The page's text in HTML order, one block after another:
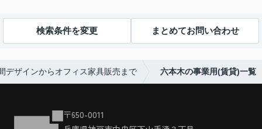
検索条件を変更 まとめてお問い合わせ
デザインからオフィス家具販売まで 六本木の事業用(賃貸)一覧
〒650-0011